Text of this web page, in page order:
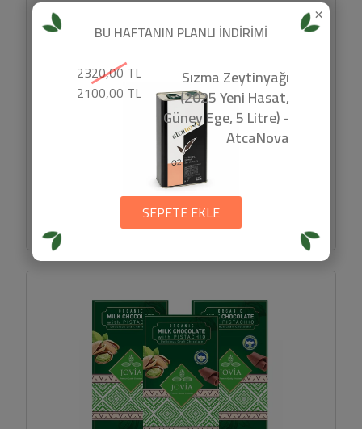
Organik Taze Soğan (1 demet)
İlaçsız topraklarda büyüyen taze soğanlarımız eski
zamanlardaki lezzetiyle sizlere geliyor....
SEPETE EKLE
×
BU HAFTANIN PLANLI İNDİRİMİ
2320,00 TL
2100,00 TL
Sızma Zeytinyağı
(2025 Yeni Hasat,
Güney Ege, 5 Litre) -
AtcaNova
SEPETE EKLE